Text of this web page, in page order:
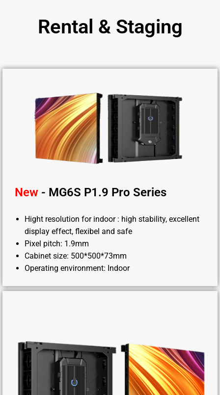
Rental & Staging
New - MG6S P1.9 Pro Series
Hight resolution for indoor : high stability, excellent
display effect, flexibel and safe
Pixel pitch: 1.9mm
Cabinet size: 500*500*73mm
Operating environment: Indoor